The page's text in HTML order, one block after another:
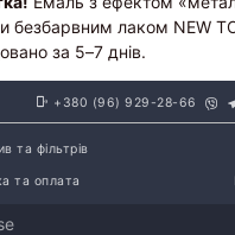
безбарвним лаком NEW
за 5–7 днів.
+380 (96) 929-28-66
та фільтрів
та оплата